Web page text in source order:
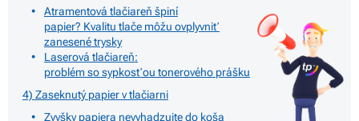
Atramentová tlačiareň špiní
papier? Kvalitu tlače môžu ovplyvniť
zanesené trysky
Laserová tlačiareň:
problém so sypkosťou tonerového prášku
4) Zaseknutý papier v tlačiarni
Zvyšky papiera nevyhadzujte do koša